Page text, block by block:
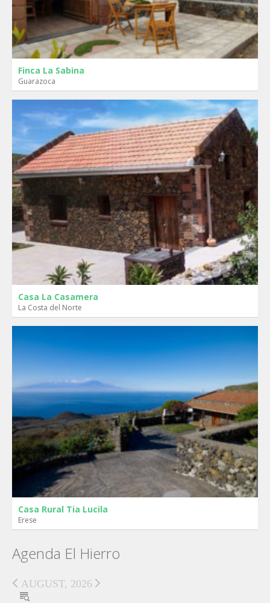
Finca La Sabina
Guarazoca
Casa La Casamera
La Costa del Norte
Casa Rural Tia Lucila
Erese
Agenda El Hierro
AUGUST, 2026